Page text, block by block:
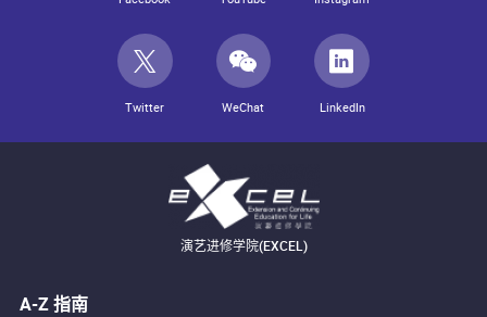
Twitter WeChat LinkedIn
演艺进修学院(EXCEL)
A-Z 指南